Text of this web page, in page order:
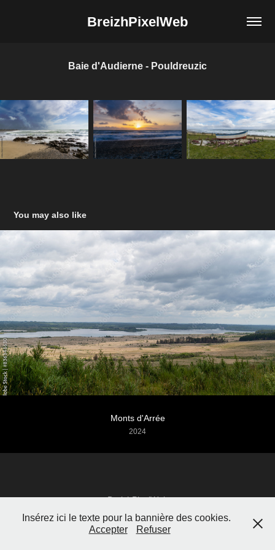
BreizhPixelWeb
Baie d'Audierne - Pouldreuzic
You may also like
Monts d'Arrée
2024
BreizhPixelWeb
Insérez ici le texte pour la bannière des cookies.
Accepter
Refuser